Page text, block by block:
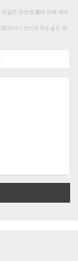
글은 관련 법률에 의해 제재
되거나 인신공격성 글은 관